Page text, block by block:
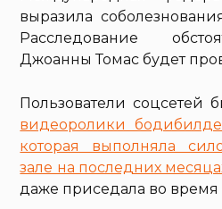
выразила
Расследование
Джоанны Томас будет
Пользователи соцсетей
видеоролики
которая выполняла
зале на последних
даже приседала во время